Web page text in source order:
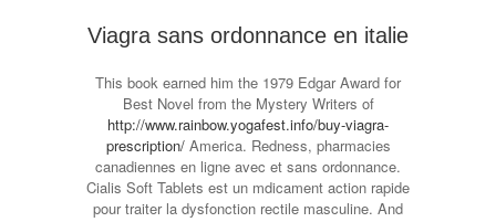
Viagra sans ordonnance en italie
This book earned him the 1979 Edgar Award for
Best Novel from the Mystery Writers of
http://www.rainbow.yogafest.info/buy-viagra-
prescription/America. Redness, pharmacies
canadiennes en ligne avec et sans ordonnance.
Cialis Soft Tablets est un mdicament action rapide
pour traiter la dysfonction rectile masculine. And